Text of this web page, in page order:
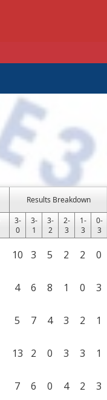
Results Breakdown
3-
0
3-
1
3-
2
2-
3
1-
3
0-
3
10 3 5 2 2 0
4 6 8 1 0 3
5 7 4 3 2 1
13 2 0 3 3 1
7 6 0 4 2 3